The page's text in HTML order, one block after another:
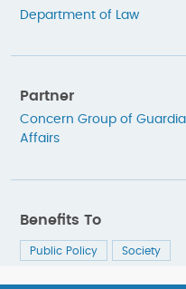
Department of Law
Partner
Concern Group of
Affairs
Benefits To
Public Policy Society